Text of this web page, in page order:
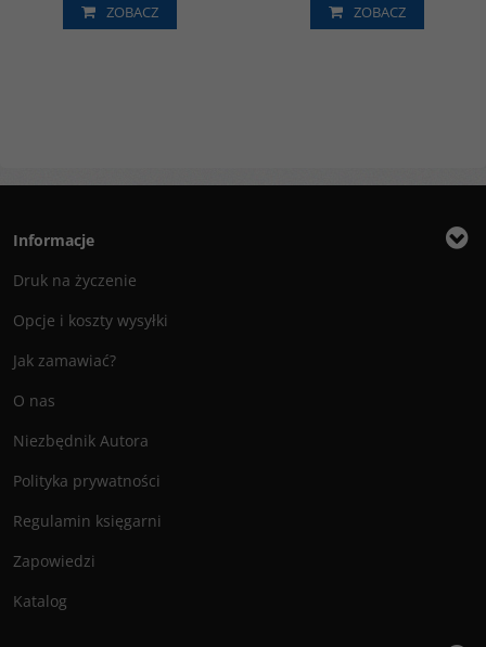
ZOBACZ ZOBACZ
Informacje
Druk na życzenie
Opcje i koszty wysyłki
Jak zamawiać?
O nas
Niezbędnik Autora
Polityka prywatności
Regulamin księgarni
Zapowiedzi
Katalog